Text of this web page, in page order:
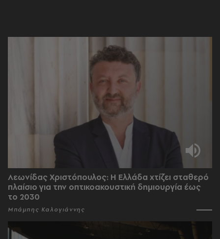
Λεωνίδας Χριστόπουλος: Η Ελλάδα χτίζει σταθερό
πλαίσιο για την οπτικοακουστική δημιουργία έως
το 2030
Μπάμπης Καλογιάννης